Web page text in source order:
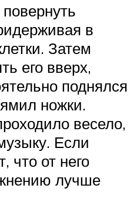
в
Затем
его вверх,
поднялся
ножки.
весело,
Если
что от него
лучше